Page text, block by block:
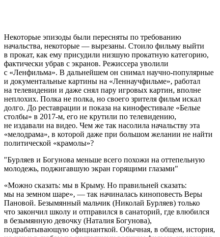
Некоторые эпизоды были пересняты по требованию
начальства, некоторые — вырезаны. Стоило фильму выйти
в прокат, как ему присудили низшую прокатную категорию,
фактически убрав с экранов. Режиссера уволили
с «Ленфильма». В дальнейшем он снимал научно-популярные
и документальные картины на «Леннаучфильме», работал
на телевидении и даже снял пару игровых картин, вполне
неплохих. Полка не полка, но своего зрителя фильм искал
долго. До реставрации и показа на кинофестивале «Белые
столбы» в 2017-м, его не крутили по телевидению,
не издавали на видео. Чем же так насолила начальству эта
«мелодрама», в которой даже при большом желании не найти
политической «крамолы»?
Бурляев и Богунова меньше всего похожи на оттепельную
молодежь, поджигавшую экран горящими глазами
«Можно сказать: мы в Крыму. Но правильней сказать:
мы на земном шаре», — так начиналась киноповесть Веры
Пановой. Безымянный мальчик (Николай Бурляев) только
что закончил школу и отправился в санаторий, где влюбился
в безымянную девочку (Наталия Богунова),
подрабатывающую официанткой. Обычная, в общем, история,